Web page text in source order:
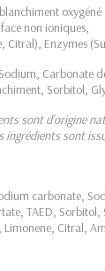
oxygéné
non ioniques,
Citral), Enzymes
Carbonate
Sorbitol,
sont d’origine
ingrédients sont
carbonate,
TAED,
Citral,